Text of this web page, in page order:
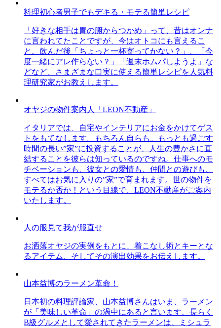
料理初心者男子でもデキる・モテる簡単レシピ
「好きな相手は胃の腑からつかめ」って、昔はオンナ
に言われてたことですが、今はオトコにも言えるこ
と。飲んだ後「ちょっと一杯寄ってかない？」、「今
度一緒にアレ作らない？」「週末ホムパしようよ」な
どなど、さまざまな口実に使える簡単レシピを人気料
理研究家がお教えします。
オヤジの物件案内人「LEON不動産」
イタリアでは、自宅やインテリアにお金をかけてゲス
トをもてなします。もちろん自らも。もっとも過ごす
時間の長い”家”に投資することが、人生の豊かさに直
結することを彼らは知っているのですね。仕事へのモ
チベーションも、彼女との愛情も、仲間との遊びも、
すべてはお気に入りの”家”で育まれます。世の物件を
モテるか否か！という目線で、LEON不動産がご案内
いたします。
人の服見て我が服直せ
お洒落オヤジの実例をもとに、着こなし術とキーとな
るアイテム、そしてその演出効果をお伝えします。
山本益博のラーメン革命！
日本初の料理評論家、山本益博さんはいま、ラーメン
が「美味しい革命」の渦中にあると言います。長らく
B級グルメとして愛されてきたラーメンは、ミシュラ